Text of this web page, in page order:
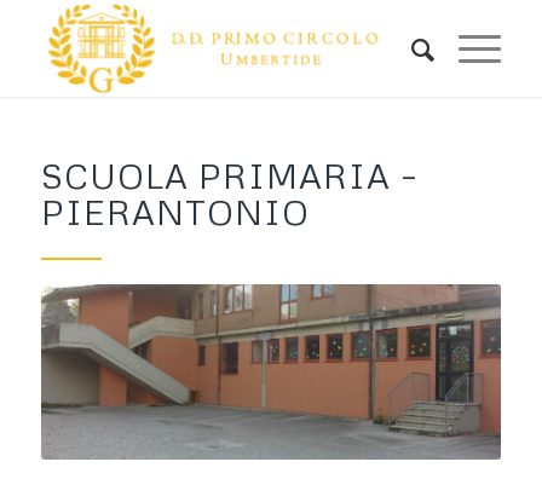
SCUOLA PRIMARIA –
PIERANTONIO